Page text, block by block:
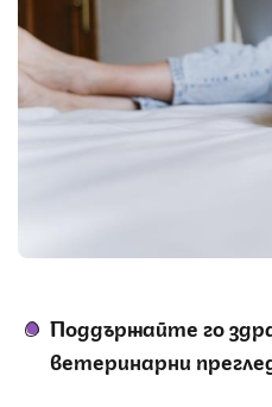
Поддържайте го
ветеринарни